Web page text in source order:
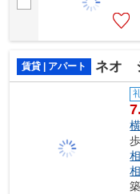
賃貸 | アパート ネオ